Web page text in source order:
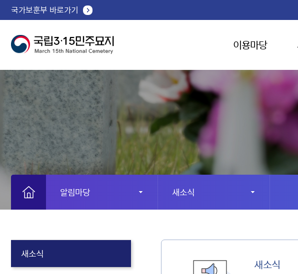
국가보훈부 바로가기
이용마당
알림마당 새소식
새소식
새소식